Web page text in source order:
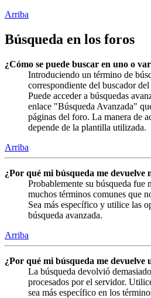
Arriba
Búsqueda en los foros
¿Cómo se puede buscar en uno o
Introduciendo un término de
correspondiente del buscador
Puede acceder a búsquedas
enlace "Búsqueda Avanzada"
páginas del foro. La manera de
depende de la plantilla utilizada.
Arriba
¿Por qué mi búsqueda me devuelve
Probablemente su búsqueda fue
muchos términos comunes que
Sea más específico y utilice las
búsqueda avanzada.
Arriba
¿Por qué mi búsqueda me devuelve
La búsqueda devolvió
procesados por el servidor.
sea más específico en los